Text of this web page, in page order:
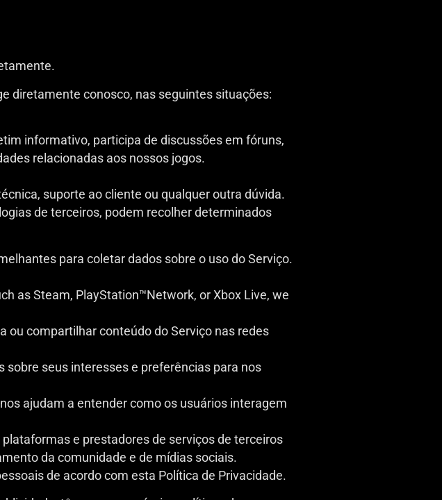
diretamente conosco, nas seguintes situações:
informativo, participa de discussões em fóruns,
relacionadas aos nossos jogos.
suporte ao cliente ou qualquer outra dúvida.
de terceiros, podem recolher determinados
para coletar dados sobre o uso do Serviço.
as Steam, PlayStation™Network, or Xbox Live, we
ou compartilhar conteúdo do Serviço nas redes
seus interesses e preferências para nos
ajudam a entender como os usuários interagem
e prestadores de serviços de terceiros
da comunidade e de mídias sociais.
de acordo com esta Política de Privacidade.